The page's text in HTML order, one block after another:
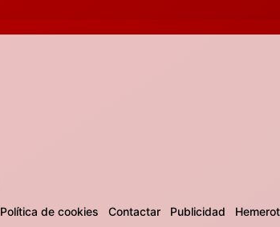
Política de cookies Contactar Publicidad